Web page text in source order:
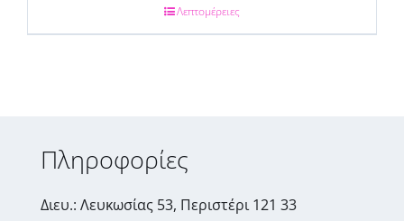
Λεπτομέρειες
Πληροφορίες
Διευ.: Λευκωσίας 53, Περιστέρι 121 33